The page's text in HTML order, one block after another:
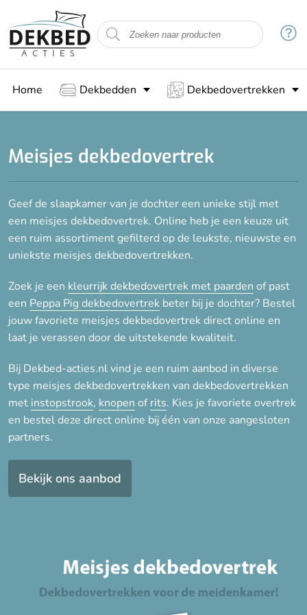
Home Dekbedden Dekbedovertrekken
Meisjes dekbedovertrek
Geef de slaapkamer van je dochter een unieke stijl met
een meisjes dekbedovertrek. Online heb je een keuze uit
een ruim assortiment gefilterd op de leukste, nieuwste en
uniekste meisjes dekbedovertrekken.
Zoek je een kleurrijk dekbedovertrek met paarden of past
een Peppa Pig dekbedovertrek beter bij je dochter? Bestel
jouw favoriete meisjes dekbedovertrek direct online en
laat je verassen door de uitstekende kwaliteit.
Bij Dekbed-acties.nl vind je een ruim aanbod in diverse
type meisjes dekbedovertrekken van dekbedovertrekken
met instopstrook, knopen ofrits. Kies je favoriete overtrek
en bestel deze direct online bij één van onze aangesloten
partners.
Bekijk ons aanbod
Filteren
Maat
Kinder overtrek (140x200)
Lits-jumeaux (240x200/220)
Stof
Gemengd katoen
Katoen en polyester
Katoen Twill
Katoen-satijn
Microvezel
Teddy microfleece
Dessin
Bladeren
Bloemen
Jungle
Kleuren